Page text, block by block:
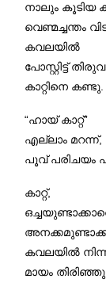
നാലും കൂടിയ
വെണ്മച്ചന്തം
കവലയിൽ
പോസ്റ്റിട്ട്
കാറ്റിനെ കണ്ടു.
“ഹായ് കാറ്റ്”
എല്ലാം മറന്ന്,
പൂവ് പരിചയം
കാറ്റ്,
കവലയിൽ നിന്ന്
മായം